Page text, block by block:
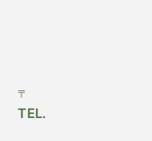
〒
TEL.